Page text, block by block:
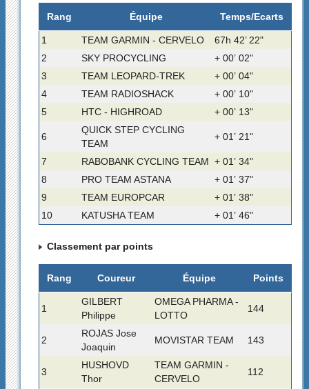
Rang Équipe Temps/Ecarts
1 TEAM GARMIN - CERVELO
67h 42’ 22"
2
SKY PROCYCLING
+ 00’ 02"
3
TEAM LEOPARD-TREK
+ 00’ 04"
4
TEAM RADIOSHACK
+ 00’ 10"
5
HTC - HIGHROAD + 00’ 13"
6
QUICK STEP CYCLING
TEAM
+ 01’ 21"
7 RABOBANK CYCLING TEAM + 01’ 34"
8
PRO TEAM ASTANA
+ 01’ 37"
9
TEAM EUROPCAR
+ 01’ 38"
10
KATUSHA TEAM + 01’ 46"
Classement par points
Rang Coureur Équipe Points
1
GILBERT
Philippe
OMEGA PHARMA -
LOTTO
144
2
ROJAS Jose
Joaquin
MOVISTAR TEAM 143
3
HUSHOVD
Thor
TEAM GARMIN -
CERVELO
112